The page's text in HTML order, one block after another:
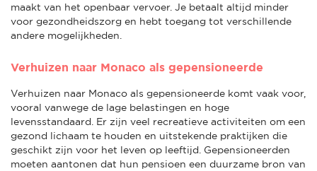
maakt van het openbaar vervoer. Je betaalt altijd minder
voor gezondheidszorg en hebt toegang tot verschillende
andere mogelijkheden.
Verhuizen naar Monaco als gepensioneerde
Verhuizen naar Monaco als gepensioneerde komt vaak voor,
vooral vanwege de lage belastingen en hoge
levensstandaard. Er zijn veel recreatieve activiteiten om een
gezond lichaam te houden en uitstekende praktijken die
geschikt zijn voor het leven op leeftijd. Gepensioneerden
moeten aantonen dat hun pensioen een duurzame bron van